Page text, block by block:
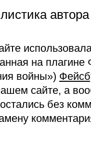
на
войны»)
сайте, а
без